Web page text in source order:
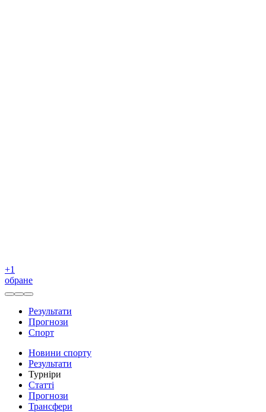
+1
обране
Результати
Прогнози
Спорт
Новини спорту
Результати
Турніри
Статті
Прогнози
Трансфери